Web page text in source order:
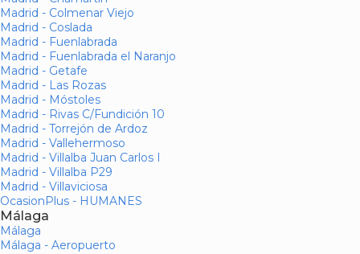
Madrid - Colmenar Viejo
Madrid - Coslada
Madrid - Fuenlabrada
Madrid - Fuenlabrada el Naranjo
Madrid - Getafe
Madrid - Las Rozas
Madrid - Móstoles
Madrid - Rivas C/Fundición 10
Madrid - Torrejón de Ardoz
Madrid - Vallehermoso
Madrid - Villalba Juan Carlos I
Madrid - Villalba P29
Madrid - Villaviciosa
OcasionPlus - HUMANES
Málaga
Málaga
Málaga - Aeropuerto